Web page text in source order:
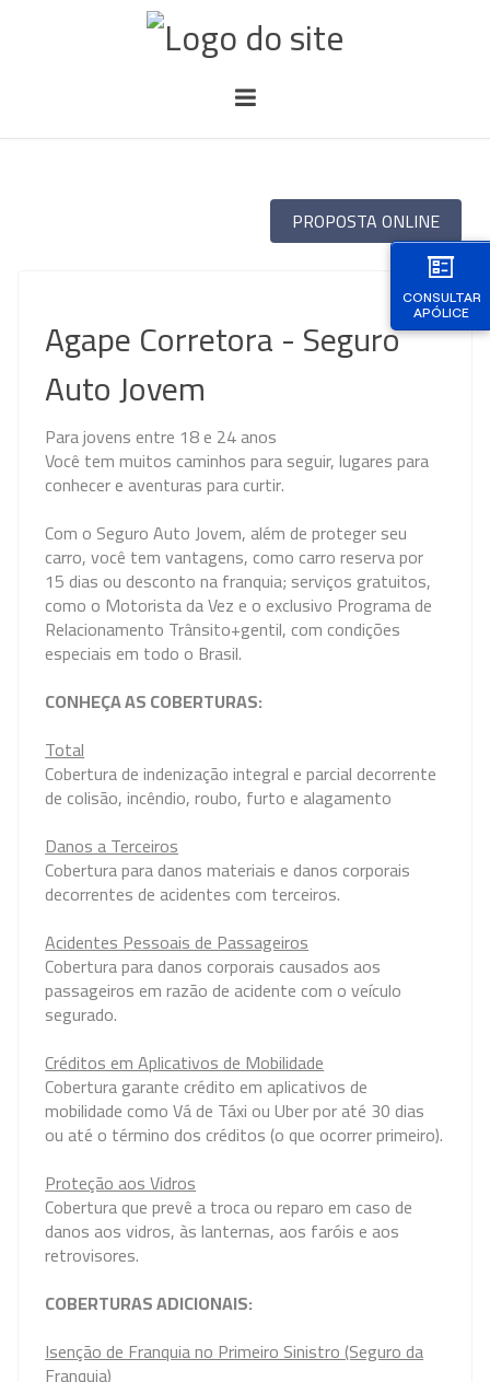
CONSULTAR
APÓLICE
PROPOSTA ONLINE
Agape Corretora - Seguro
Auto Jovem
Para jovens entre 18 e 24 anos
Você tem muitos caminhos para seguir, lugares para
conhecer e aventuras para curtir.
Com o Seguro Auto Jovem, além de proteger seu
carro, você tem vantagens, como carro reserva por
15 dias ou desconto na franquia; serviços gratuitos,
como o Motorista da Vez e o exclusivo Programa de
Relacionamento Trânsito+gentil, com condições
especiais em todo o Brasil.
CONHEÇA AS COBERTURAS:
Total
Cobertura de indenização integral e parcial decorrente
de colisão, incêndio, roubo, furto e alagamento
Danos a Terceiros
Cobertura para danos materiais e danos corporais
decorrentes de acidentes com terceiros.
Acidentes Pessoais de Passageiros
Cobertura para danos corporais causados aos
passageiros em razão de acidente com o veículo
segurado.
Créditos em Aplicativos de Mobilidade
Cobertura garante crédito em aplicativos de
mobilidade como Vá de Táxi ou Uber por até 30 dias
ou até o término dos créditos (o que ocorrer primeiro).
Proteção aos Vidros
Cobertura que prevê a troca ou reparo em caso de
danos aos vidros, às lanternas, aos faróis e aos
retrovisores.
COBERTURAS ADICIONAIS:
Isenção de Franquia no Primeiro Sinistro (Seguro da
Franquia)